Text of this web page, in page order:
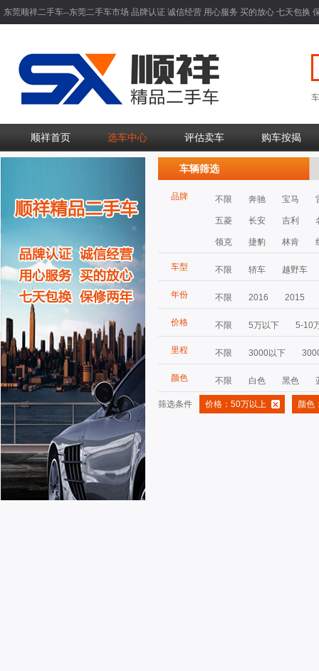
东莞顺祥二手车--东莞二手车市场 品牌认证 诚信经营 用心服务 买的放心 七天包换
顺祥首页 选车中心 评估卖车 购车按揭
车辆筛选
品牌 不限 奔驰 宝马
五菱 长安 吉利
领克 捷豹 林肯
车型 不限 轿车 越野车
年份 不限 2016 2015
价格 不限 5万以下 5-10
里程 不限 3000以下
颜色 不限 白色 黑色
筛选条件 价格：50万以上 颜色